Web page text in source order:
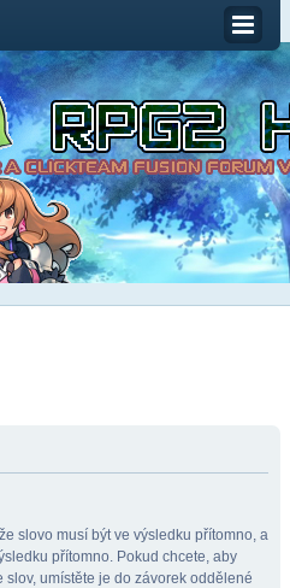
slovo musí být ve výsledku přítomno, a
přítomno. Pokud chcete, aby
umístěte je do závorek oddělené